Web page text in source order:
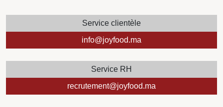
Service clientèle
info@joyfood.ma
Service RH
recrutement@joyfood.ma